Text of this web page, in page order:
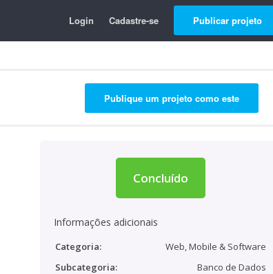
Login Cadastre-se Publicar projeto
Publique um projeto como este
Concluído
Informações adicionais
Categoria:
Web, Mobile & Software
Subcategoria:
Banco de Dados